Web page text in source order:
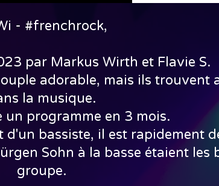
- #frenchrock,
par Markus Wirth et Flavie S.
adorable, mais ils trouvent
la musique.
un programme en 3 mois.
bassiste, il est rapidement
Sohn à la basse étaient les
groupe.